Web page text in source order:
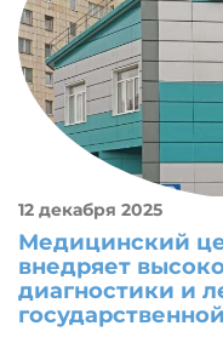
12 декабря 2025
Медицинский
внедряет
диагностики и